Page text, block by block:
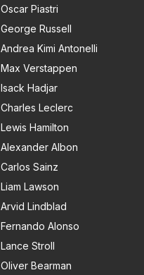
Oscar Piastri
George Russell
Andrea Kimi Antonelli
Max Verstappen
Isack Hadjar
Charles Leclerc
Lewis Hamilton
Alexander Albon
Carlos Sainz
Liam Lawson
Arvid Lindblad
Fernando Alonso
Lance Stroll
Oliver Bearman